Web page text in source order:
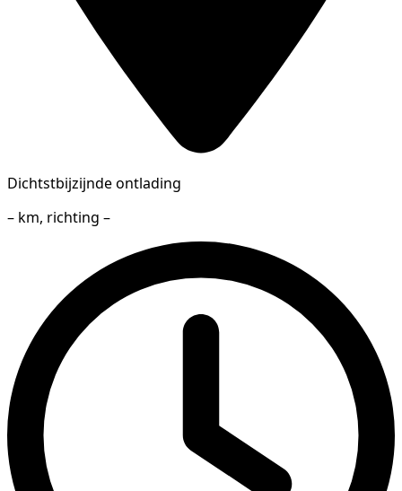
Dichtstbijzijnde ontlading
– km, richting –